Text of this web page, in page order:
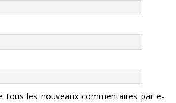
tous les nouveaux commentaires par e-